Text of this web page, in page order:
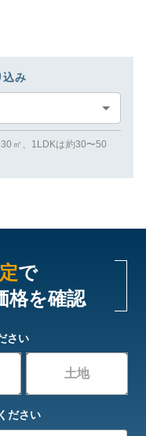
込み
㎡、1LDKは約30〜50
で
格を確認
さい
土地
ださい